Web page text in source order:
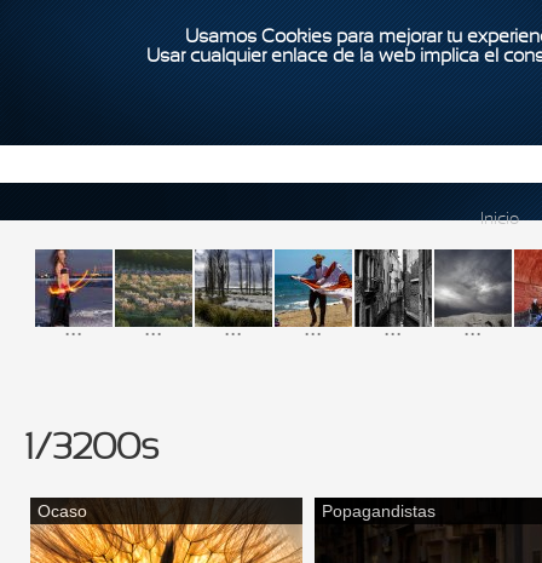
Usamos Cookies para mejorar tu
Usar cualquier enlace de la web implica el
Inicio
... ... ... ... ... ...
1/3200s
Ocaso Popagandistas